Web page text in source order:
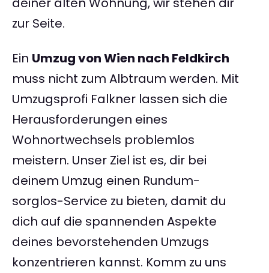
zur Seite.
Ein Umzug von Wien nach Feldkirch
muss nicht zum Albtraum werden. Mit
Umzugsprofi Falkner lassen sich die
Herausforderungen eines
Wohnortwechsels problemlos
meistern. Unser Ziel ist es, dir bei
deinem Umzug einen Rundum-
sorglos-Service zu bieten, damit du
dich auf die spannenden Aspekte
deines bevorstehenden Umzugs
konzentrieren kannst. Komm zu uns